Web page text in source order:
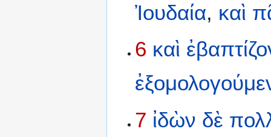
Ἰουδαία, καὶ
6 καὶ
7 ἰδὼν δὲ